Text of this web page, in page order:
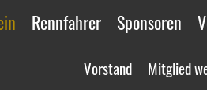
Rennfahrer Sponsoren
Vorstand Mitglied